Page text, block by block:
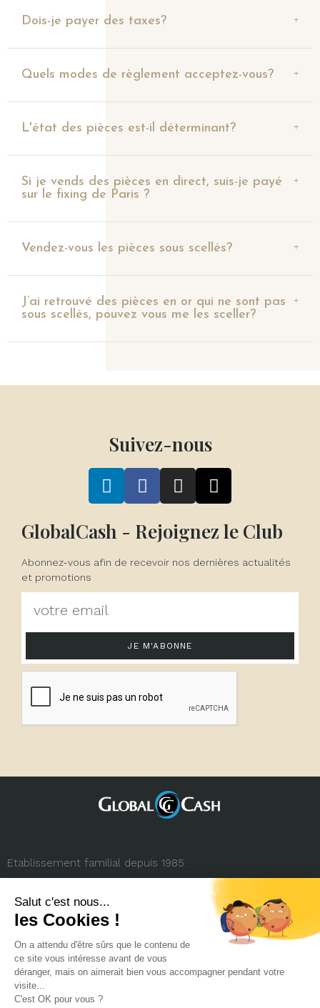
Dois-je payer des taxes?
Quels modes de règlement acceptez-vous?
L'état des pièces est-il déterminant?
Si je vends des pièces en direct, suis-je payé
sur le fixing de Paris ?
Vendez-vous les pièces sous scellés?
J’ai retrouvé des pièces en or qui ne sont pas
sous scellés, pouvez vous me les sceller?
Suivez-nous
GlobalCash - Rejoignez le Club
Abonnez-vous afin de recevoir nos dernières actualités
et promotions
JE M'ABONNE
Etablissement familial depuis 1985.
69001 Lyon (FRANCE)
+33 (0) 4 78 27 35 45
Qui sommes-nous
Mentions légales
Politique RGPD